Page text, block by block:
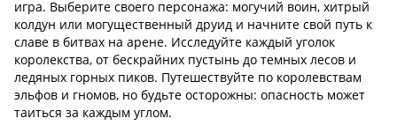
игра. Выберите своего персонажа: могучий воин, хитрый
колдун или могущественный друид и начните свой путь к
славе в битвах на арене. Исследуйте каждый уголок
королекства, от бескрайних пустынь до темных лесов и
ледяных горных пиков. Путешествуйте по королевствам
эльфов и гномов, но будьте осторожны: опасность может
таиться за каждым углом.